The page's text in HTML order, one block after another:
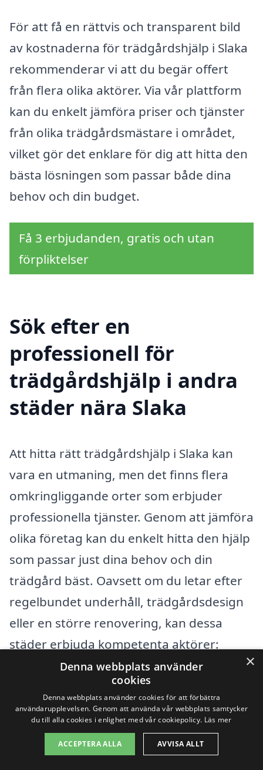
För att få en rättvis och transparent bild
av kostnaderna för trädgårdshjälp i Slaka
rekommenderar vi att du begär offert
från flera olika aktörer. Via vår plattform
kan du enkelt jämföra priser och tjänster
från olika trädgårdsmästare i området,
vilket gör det enklare för dig att hitta den
bästa lösningen som passar både dina
behov och din budget.
Få 3 erbjudanden, gratis och utan
förpliktelser
Sök efter en
professionell för
trädgårdshjälp i andra
städer nära Slaka
Att hitta rätt trädgårdshjälp i Slaka kan
vara en utmaning, men det finns flera
omkringliggande orter som erbjuder
professionella tjänster. Genom att jämföra
olika företag kan du enkelt hitta den hjälp
som passar just dina behov och din
trädgård bäst. Oavsett om du letar efter
regelbundet underhåll, trädgårdsdesign
eller en större renovering, kan dessa
städer erbjuda kompetenta aktörer:
Björkö
Tallgatan
×
Denna webbplats använder
cookies
Denna webbplats använder cookies för att förbättra
användarupplevelsen. Genom att använda vår webbplats samtycker
du till alla cookies i enlighet med vår cookiepolicy. Läs mer
ACCEPTERA ALLA AVVISA ALLT